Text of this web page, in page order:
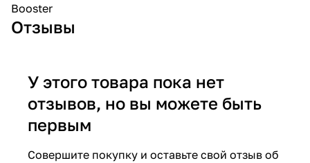
Booster
Отзывы
У этого товара пока нет
отзывов, но вы можете быть
первым
Совершите покупку и оставьте свой отзыв об